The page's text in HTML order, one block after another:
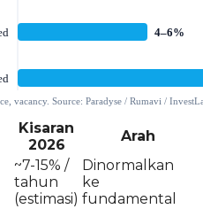
Kisaran
2026
Arah
~7-15% /
tahun
(estimasi)
Dinormalkan
ke
fundamental